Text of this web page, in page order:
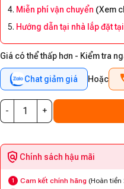
Miễn phí vận chuyển (Xem
Hướng dẫn tại nhà lắp đặt
Giá có thể thấp hơn - Kiểm tra
Chat giảm giá Hoặc
Chính sách hậu mãi
1 Cam kết chính hãng (Hoàn tiền